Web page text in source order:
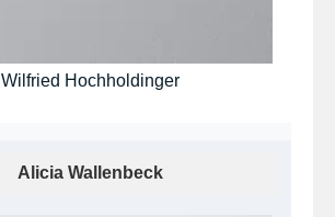
Wilfried Hochholdinger
Alicia Wallenbeck